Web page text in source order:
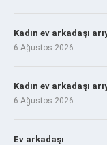
Kadın ev arkadaşı
6 Ağustos 2026
Kadın ev arkadaşı
6 Ağustos 2026
Ev arkadaşı